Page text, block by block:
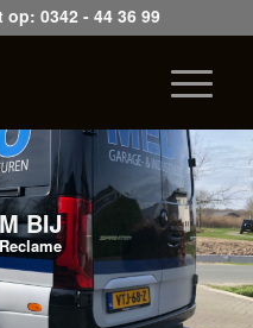
op:0342 - 44 36 99
BIJ